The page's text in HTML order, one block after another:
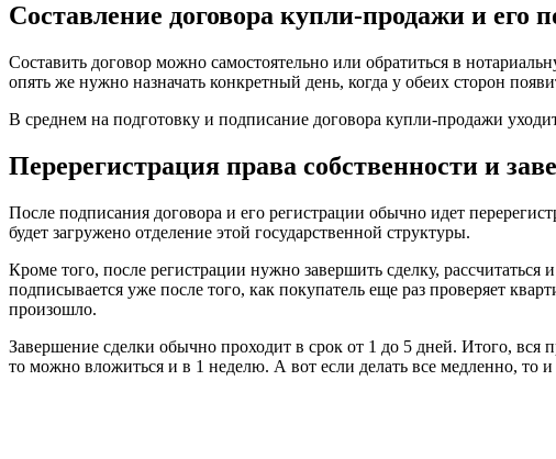
Составление договора купли-продажи и его
Составить договор можно самостоятельно или обратиться в
опять же нужно назначать конкретный день, когда у обеих сторон
В среднем на подготовку и подписание договора купли-продажи
Перерегистрация права собственности и
После подписания договора и его регистрации обычно идет
будет загружено отделение этой государственной структуры.
Кроме того, после регистрации нужно завершить сделку, рассчитаться и
подписывается уже после того, как покупатель еще раз проверяет
произошло.
Завершение сделки обычно проходит в срок от 1 до 5 дней. Итого, вся
то можно вложиться и в 1 неделю. А вот если делать все медленно, то